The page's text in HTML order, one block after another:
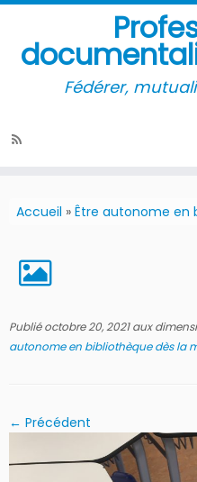
Fédérer,
Accueil » Être autonome en
Publié octobre 20, 2021aux
autonome en bibliothèque dès la
← Précédent